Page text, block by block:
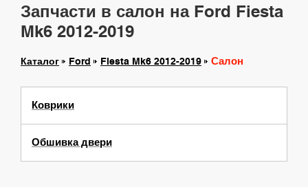
Запчасти в салон на Ford Fiesta
Mk6 2012-2019
Каталог Ford Fiesta Mk6 2012-2019 Салон
Коврики
Обшивка двери